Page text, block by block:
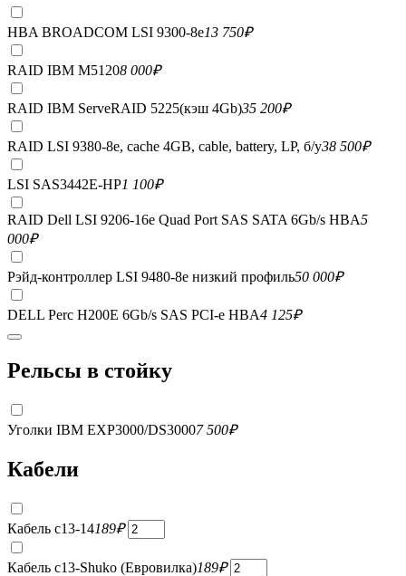
HBA BROADCOM LSI 9300-8e13 750₽
RAID IBM M51208 000₽
RAID IBM ServeRAID 5225(кэш 4Gb)35 200₽
RAID LSI 9380-8e, сache 4GB, cable, battery, LP, б/у38 500₽
LSI SAS3442E-HP1 100₽
RAID Dell LSI 9206-16e Quad Port SAS SATA 6Gb/s HBA5
000₽
Рэйд-контроллер LSI 9480-8e низкий профиль50 000₽
DELL Perc H200E 6Gb/s SAS PCI-e HBA4 125₽
Рельсы в стойку
Уголки IBM EXP3000/DS30007 500₽
Кабели
Кабель c13-14189₽
Кабель c13-Shuko (Евровилка)189₽